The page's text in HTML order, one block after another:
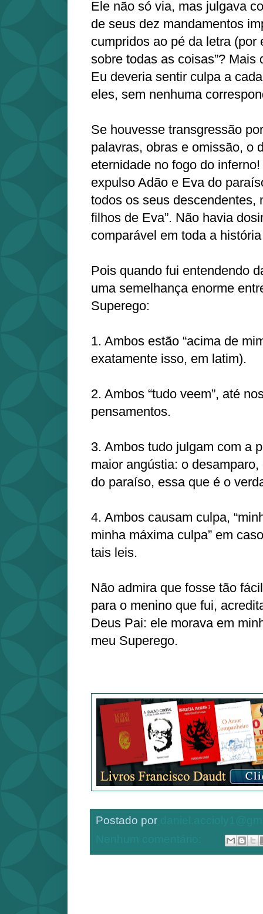
Ele não só via, mas julgava
de seus dez mandamentos
cumpridos ao pé da letra (por
sobre todas as coisas”? Mais
Eu deveria sentir culpa a
eles, sem nenhuma
Se houvesse transgressão
palavras, obras e omissão, o
eternidade no fogo do
expulso Adão e Eva do
todos os seus descendentes,
filhos de Eva”. Não havia
comparável em toda a
Pois quando fui entendendo
uma semelhança enorme
Superego:
1. Ambos estão “acima de
exatamente isso, em latim).
2. Ambos “tudo veem”, até
pensamentos.
3. Ambos tudo julgam com a
maior angústia: o
do paraíso, essa que é o
4. Ambos causam culpa,
minha máxima culpa” em
tais leis.
Não admira que fosse tão
para o menino que fui,
Deus Pai: ele morava em
meu Superego.
Postado por